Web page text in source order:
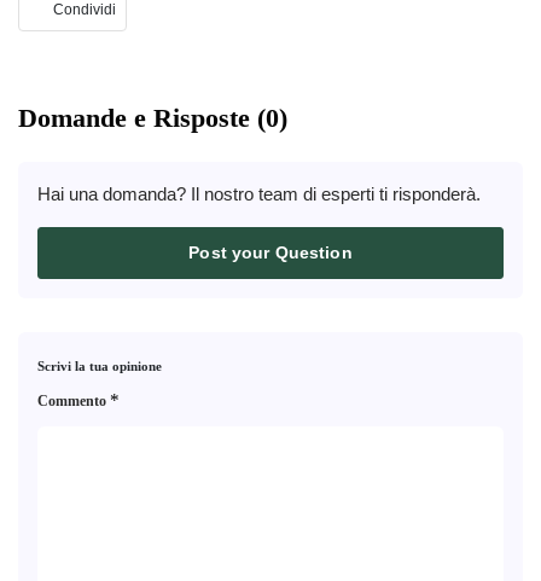
Condividi
Domande e Risposte (0)
Hai una domanda? Il nostro team di esperti ti risponderà.
Post your Question
Scrivi la tua opinione
Commento *